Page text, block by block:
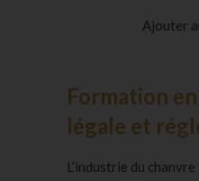
Ajouter
Formation
légale et
L’industrie du